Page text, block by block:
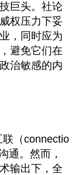
巨头。社论
权压力下妥
，同时应为
避免它们在
治敏感的内
联（connectio
通。然而，
输出下，全